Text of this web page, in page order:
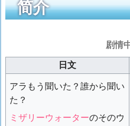
简介
剧情
日文
アラもう聞いた？誰から聞い
た？
ミザリーウォーターのそのウ